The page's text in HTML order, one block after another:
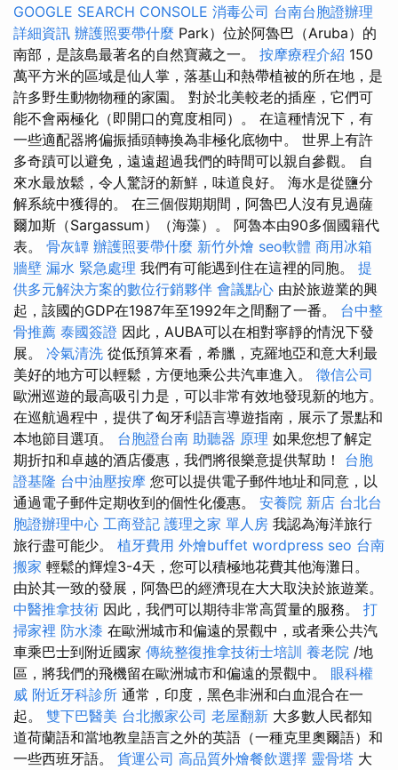
GOOGLE SEARCH CONSOLE 消毒公司 台南台胞證辦理
詳細資訊 辦護照要帶什麼 Park）位於阿魯巴（Aruba）的
南部，是該島最著名的自然寶藏之一。 按摩療程介紹 150
萬平方米的區域是仙人掌，落基山和熱帶植被的所在地，是
許多野生動物物種的家園。 對於北美較老的插座，它們可
能不會兩極化（即開口的寬度相同）。 在這種情況下，有
一些適配器將偏振插頭轉換為非極化底物中。 世界上有許
多奇蹟可以避免，遠遠超過我們的時間可以親自參觀。 自
來水最放鬆，令人驚訝的新鮮，味道良好。 海水是從鹽分
解系統中獲得的。 在三個假期期間，阿魯巴人沒有見過薩
爾加斯（Sargassum）（海藻）。 阿魯本由90多個國籍代
表。 骨灰罈 辦護照要帶什麼 新竹外燴 seo軟體 商用冰箱
牆壁 漏水 緊急處理 我們有可能遇到住在這裡的同胞。 提
供多元解決方案的數位行銷夥伴 會議點心 由於旅遊業的興
起，該國的GDP在1987年至1992年之間翻了一番。 台中整
骨推薦 泰國簽證 因此，AUBA可以在相對寧靜的情況下發
展。 冷氣清洗 從低預算來看，希臘，克羅地亞和意大利最
美好的地方可以輕鬆，方便地乘公共汽車進入。 徵信公司
歐洲巡遊的最高吸引力是，可以非常有效地發現新的地方。
在巡航過程中，提供了匈牙利語言導遊指南，展示了景點和
本地節目選項。 台胞證台南 助聽器 原理 如果您想了解定
期折扣和卓越的酒店優惠，我們將很樂意提供幫助！ 台胞
證基隆 台中油壓按摩 您可以提供電子郵件地址和同意，以
通過電子郵件定期收到的個性化優惠。 安養院 新店 台北台
胞證辦理中心 工商登記 護理之家 單人房 我認為海洋旅行
旅行盡可能少。 植牙費用 外燴buffet wordpress seo 台南
搬家 輕鬆的輝煌3-4天，您可以積極地花費其他海灘日。
由於其一致的發展，阿魯巴的經濟現在大大取決於旅遊業。
中醫推拿技術 因此，我們可以期待非常高質量的服務。 打
掃家裡 防水漆 在歐洲城市和偏遠的景觀中，或者乘公共汽
車乘巴士到附近國家 傳統整復推拿技術士培訓 養老院 /地
區，將我們的飛機留在歐洲城市和偏遠的景觀中。 眼科權
威 附近牙科診所 通常，印度，黑色非洲和白血混合在一
起。 雙下巴醫美 台北搬家公司 老屋翻新 大多數人民都知
道荷蘭語和當地教皇語言之外的英語（一種克里奧爾語）和
一些西班牙語。 貨運公司 高品質外燴餐飲選擇 靈骨塔 大